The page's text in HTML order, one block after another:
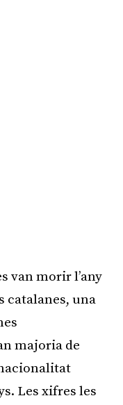
van morir l’any
catalanes, una
majoria de
Les xifres les